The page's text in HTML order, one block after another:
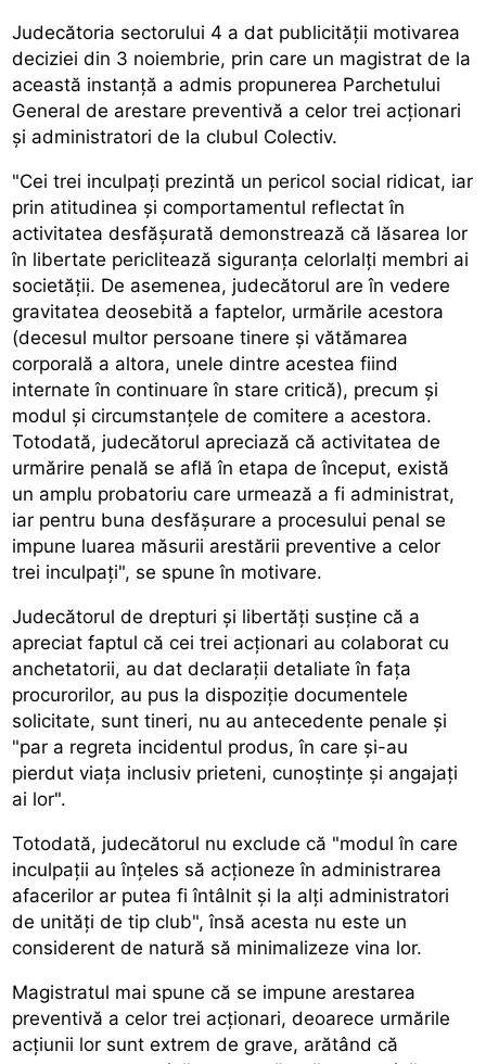
Judecătoria sectorului 4 a dat publicității motivarea
deciziei din 3 noiembrie, prin care un magistrat de la
această instanță a admis propunerea Parchetului
General de arestare preventivă a celor trei acționari
și administratori de la clubul Colectiv.
"Cei trei inculpați prezintă un pericol social ridicat, iar
prin atitudinea și comportamentul reflectat în
activitatea desfășurată demonstrează că lăsarea lor
în libertate periclitează siguranța celorlalți membri ai
societății. De asemenea, judecătorul are în vedere
gravitatea deosebită a faptelor, urmările acestora
(decesul multor persoane tinere și vătămarea
corporală a altora, unele dintre acestea fiind
internate în continuare în stare critică), precum și
modul și circumstanțele de comitere a acestora.
Totodată, judecătorul apreciază că activitatea de
urmărire penală se află în etapa de început, există
un amplu probatoriu care urmează a fi administrat,
iar pentru buna desfășurare a procesului penal se
impune luarea măsurii arestării preventive a celor
trei inculpați", se spune în motivare.
Judecătorul de drepturi și libertăți susține că a
apreciat faptul că cei trei acționari au colaborat cu
anchetatorii, au dat declarații detaliate în fața
procurorilor, au pus la dispoziție documentele
solicitate, sunt tineri, nu au antecedente penale și
"par a regreta incidentul produs, în care și-au
pierdut viața inclusiv prieteni, cunoștințe și angajați
ai lor".
Totodată, judecătorul nu exclude că "modul în care
inculpații au înțeles să acționeze în administrarea
afacerilor ar putea fi întâlnit și la alți administratori
de unități de tip club", însă acesta nu este un
considerent de natură să minimalizeze vina lor.
Magistratul mai spune că se impune arestarea
preventivă a celor trei acționari, deoarece urmările
acțiunii lor sunt extrem de grave, arătând că